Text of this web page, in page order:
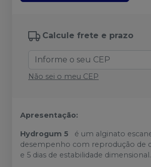
Calcule frete e prazo
Não sei o meu CEP
Apresentação:
Hydrogum 5 é um alginato
desempenho com reprodução de
e 5 dias de estabilidade dimensional.